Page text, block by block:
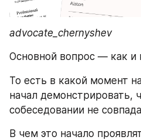
advocate_chernyshev
Основной вопрос — как и
То есть в какой момент
начал демонстрировать,
собеседовании не
В чем это начало